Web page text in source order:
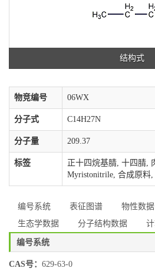
结构式
物竞编号 06WX
分子式 C14H27N
分子量 209.37
标签
正十四烷基腈, 十四腈,
Myristonitrile, 合成原料
编号系统 表征图谱 物性数据
生态学数据
分子结构数据
编号系统
CAS号： 629-63-0